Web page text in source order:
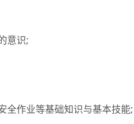
意识;
作业等基础知识与基本技能;